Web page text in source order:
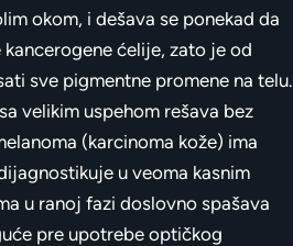
okom, i dešava se ponekad da
ćelije, zato je od
sve pigmentne promene na telu.
velikim uspehom rešava bez
(karcinoma kože) ima
u veoma kasnim
u ranoj fazi doslovno spašava
pre upotrebe optičkog